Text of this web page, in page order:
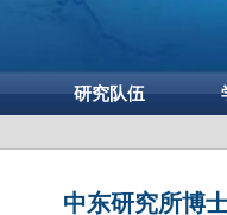
研究队伍
中东研究所博